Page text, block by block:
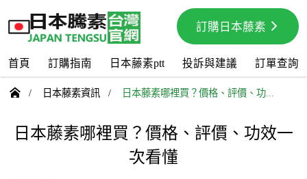
訂購日本藤素
首頁 訂購指南 日本藤素ptt 投訴與建議 訂單查詢
 / 日本藤素資訊 / 日本藤素哪裡買？價格、評價、功...
日本藤素哪裡買？價格、評價、功效一
次看懂